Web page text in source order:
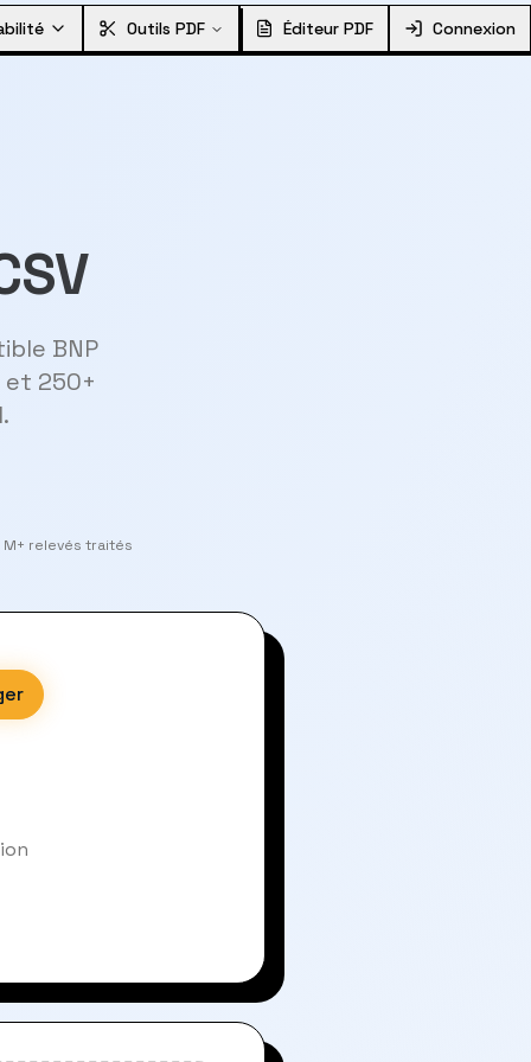
Outils PDF Éditeur PDF Connexion
BNP
et 250+
M+ relevés traités